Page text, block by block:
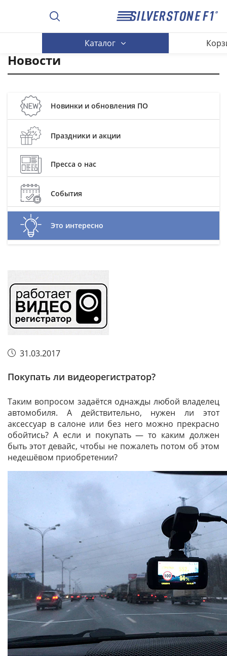
Каталог
Новости
Новинки и обновления ПО
Праздники и акции
Пресса о нас
События
Это интересно
31.03.2017
Покупать ли видеорегистратор?
Таким вопросом задаётся однажды любой владелец
автомобиля. А действительно, нужен ли этот
аксессуар в салоне или без него можно прекрасно
обойтись? А если и покупать — то каким должен
быть этот девайс, чтобы не пожалеть потом об этом
недешёвом приобретении?